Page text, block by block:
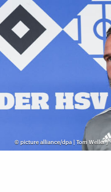
© picture alliance/dpa | Tom Weller /